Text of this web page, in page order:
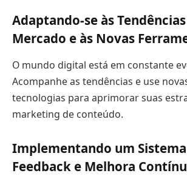
Adaptando-se às
Mercado e às Novas
O mundo digital está em constante
Acompanhe as tendências e use
tecnologias para aprimorar suas
marketing de conteúdo.
Implementando um
Feedback e Melhora